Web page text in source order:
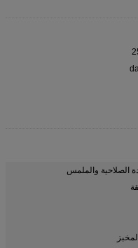
الصلاحية والملمس